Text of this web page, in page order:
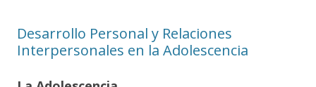
Desarrollo Personal y Relaciones
Interpersonales en la Adolescencia